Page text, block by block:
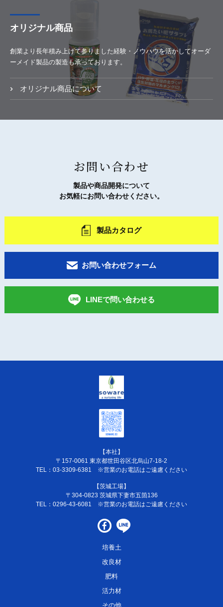
オリジナル商品
創業より長年積み上げて参りました経験・ノウハウを活かしてオーダ
ーメイド製品の製造も承っております。
オリジナル商品について
お問い合わせ
製品や商品開発について
お気軽にお問い合わせください。
製品カタログ
お問い合わせフォーム
LINEで問い合わせる
【本社】
〒157-0061 東京都世田谷区北烏山7-18-2
TEL： 03-3309-6381 ※営業のお電話はご遠慮ください
【茨城工場】
〒304-0823 茨城県下妻市五箇136
TEL： 0296-43-6081 ※営業のお電話はご遠慮ください
培養土
改良材
肥料
活力材
その他